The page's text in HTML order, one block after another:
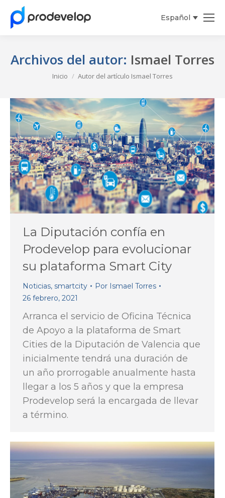
Español
Archivos del autor: Ismael Torres
Estás aquí:Inicio Autor del artículo Ismael Torres
La Diputación confía en
Prodevelop para evolucionar
su plataforma Smart City
Noticias, smartcity Por Ismael Torres
26 febrero, 2021
Arranca el servicio de Oficina Técnica
de Apoyo a la plataforma de Smart
Cities de la Diputación de Valencia que
inicialmente tendrá una duración de
un año prorrogable anualmente hasta
llegar a los 5 años y que la empresa
Prodevelop será la encargada de llevar
a término.